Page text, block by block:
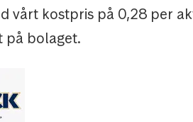
vårt kostpris på 0,28 per
på bolaget.